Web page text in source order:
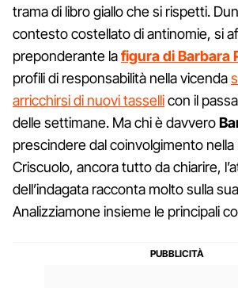
trama di libro giallo che si rispetti.
contesto costellato di antinomie, si
preponderante lafigura di Barbara
profili di responsabilità nella vicenda
arricchirsi di nuovi tassellicon il
delle settimane. Ma chi è davvero
prescindere dal coinvolgimento
Criscuolo, ancora tutto da chiarire,
dell’indagata racconta molto sulla
Analizziamone insieme le principali